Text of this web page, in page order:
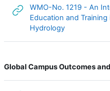
WMO-No. 1219 - An
Education and
HydrologyURL
Global Campus Outcomes